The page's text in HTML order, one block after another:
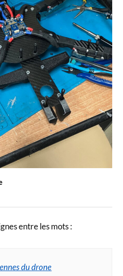
entre les mots :
du drone